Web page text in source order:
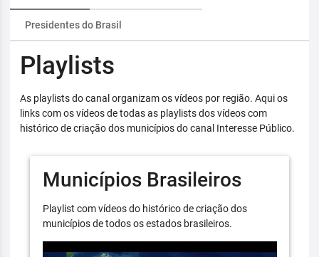
Presidentes do Brasil
Playlists
As playlists do canal organizam os vídeos por região. Aqui os
links com os vídeos de todas as playlists dos vídeos com
histórico de criação dos municípios do canal Interesse Público.
Municípios Brasileiros
Playlist com vídeos do histórico de criação dos
municípios de todos os estados brasileiros.